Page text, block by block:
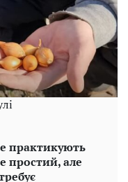
практикують
простий, але